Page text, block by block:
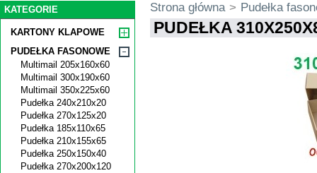
KATEGORIE
KARTONY KLAPOWE
PUDEŁKA FASONOWE
Multimail 205x160x60
Multimail 300x190x60
Multimail 350x225x60
Pudełka 240x210x20
Pudełka 270x125x20
Pudełka 185x110x65
Pudełka 210x155x65
Pudełka 250x150x40
Pudełka 270x200x120
Strona główna > Pudełka
PUDEŁKA